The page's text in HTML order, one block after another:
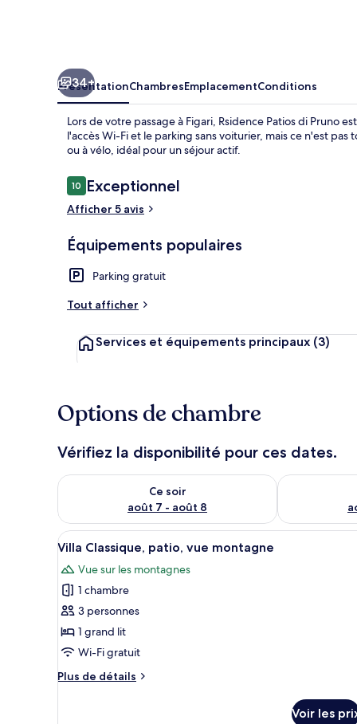
34+
PrésentationChambresEmplacementConditions
Lors de votre passage à Figari, Rsidence Patios di Pruno
l'accès Wi-Fi et le parking sans voiturier, mais ce n'est
ou à vélo, idéal pour un séjour actif.
Avis
voyageurs
1010 sur 10
Exceptionnel
Afficher 5 avis
Équipements populaires
Parking gratuit
Tout afficher
Services et équipements principaux (3)
Options de chambre
Vérifiez la disponibilité pour ces dates.
Ce soir
août 7 - août 8
Vérifier la disponibilité pour ce soir août 7 - août 8
Vérifier la
Afficher
toutes
les
photos
pour
ce
type
chambre :
Une chambre moderne
7
Villa Classique, patio, vue montagne
Vue sur les montagnes
1 chambre
3 personnes
1 grand lit
Wi-Fi gratuit
Plus de détails
Plus
Voir les